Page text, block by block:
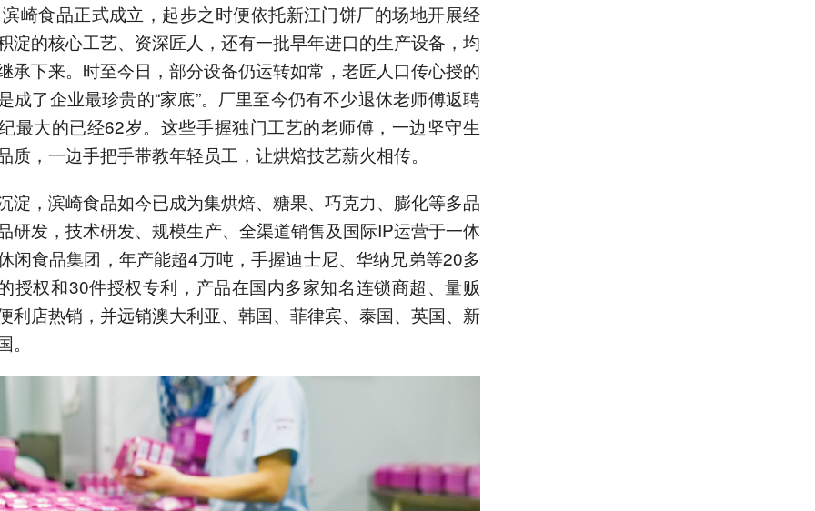
崎食品正式成立，起步之时便依托新江门饼厂的场地开展经
淀的核心工艺、资深匠人，还有一批早年进口的生产设备，均
承下来。时至今日，部分设备仍运转如常，老匠人口传心授的
成了企业最珍贵的“家底”。厂里至今仍有不少退休老师傅返聘
最大的已经62岁。这些手握独门工艺的老师傅，一边坚守生
质，一边手把手带教年轻员工，让烘焙技艺薪火相传。
淀，滨崎食品如今已成为集烘焙、糖果、巧克力、膨化等多品
研发，技术研发、规模生产、全渠道销售及国际IP运营于一体
闲食品集团，年产能超4万吨，手握迪士尼、华纳兄弟等20多
授权和30件授权专利，产品在国内多家知名连锁商超、量贩
利店热销，并远销澳大利亚、韩国、菲律宾、泰国、英国、新